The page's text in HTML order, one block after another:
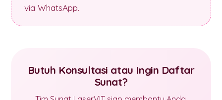
via WhatsApp.
Butuh Konsultasi atau Ingin Daftar
Sunat?